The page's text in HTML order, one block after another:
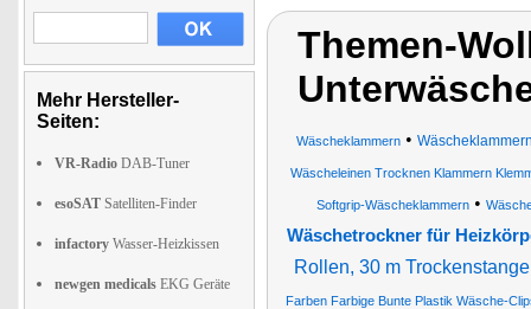
Mehr Hersteller-
Seiten:
VR-Radio DAB-Tuner
esoSAT Satelliten-Finder
infactory Wasser-Heizkissen
newgen medicals EKG Geräte
Themen-
Wäscheklammern•
Wäscheleinen Trocknen Klammern
Softgrip-Wäscheklammern•
Wäschetrockner für
Rollen, 30 m
Farben Farbige Bunte Plastik Wäsche-